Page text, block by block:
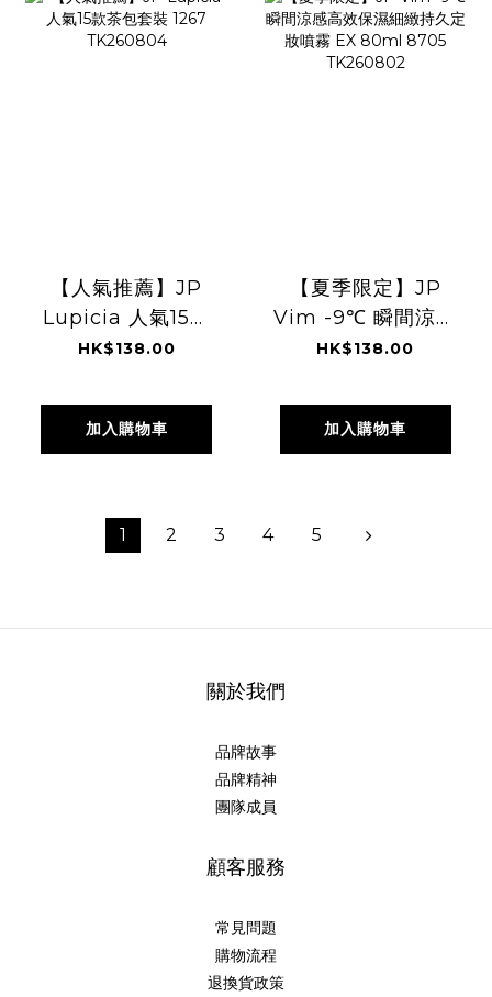
【人氣推薦】JP
Lupicia 人氣15款
茶包套裝 1267
HK$138.00
加入購物車
【夏季限定】JP
Vim -9℃ 瞬間涼感
高效保濕細緻持久
8705 TK260802
HK$138.00
加入購物車
1 2 3 4 5
關於我們
品牌故事
品牌精神
團隊成員
顧客服務
常見問題
購物流程
退換貨政策